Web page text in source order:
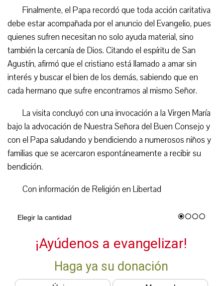
Finalmente, el Papa recordó que toda acción caritativa
debe estar acompañada por el anuncio del Evangelio, pues
quienes sufren necesitan no solo ayuda material, sino
también la cercanía de Dios. Citando el espíritu de San
Agustín, afirmó que el cristiano está llamado a amar sin
interés y buscar el bien de los demás, sabiendo que en
cada hermano que sufre encontramos al mismo Señor.
La visita concluyó con una invocación a la Virgen María
bajo la advocación de Nuestra Señora del Buen Consejo y
con el Papa saludando y bendiciendo a numerosos niños y
familias que se acercaron espontáneamente a recibir su
bendición.
Con información de Religión en Libertad